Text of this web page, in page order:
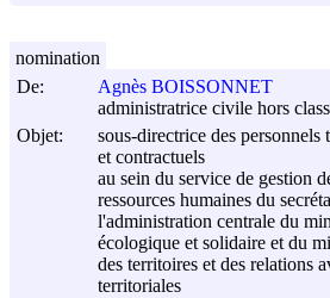
De:
Agnès BOISSONNET
administratrice civile hors
Objet:
sous-directrice des personnels
et contractuels
au sein du service de gestion
ressources humaines du
l'administration centrale du
écologique et solidaire et du
des territoires et des relations
territoriales
nomination